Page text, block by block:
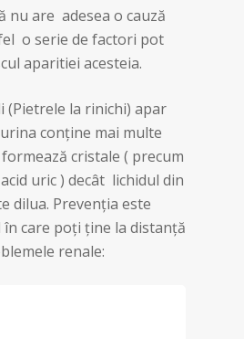
nu are adesea o cauză
o serie de factori pot
aparitiei acesteia.
(Pietrele la rinichi) apar
conține mai multe
cristale ( precum
uric ) decât lichidul din
dilua. Prevenția este
care poți ține la distanță
renale: